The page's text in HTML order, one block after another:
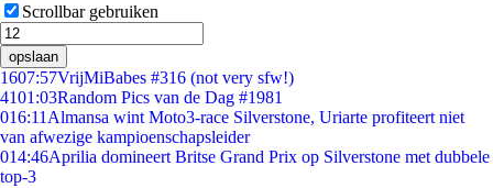
Scrollbar gebruiken
opslaan
1607:57VrijMiBabes #316 (not very sfw!)
4101:03Random Pics van de Dag #1981
016:11 Almansa wint Moto3-race Silverstone, Uriarte profiteert niet
van afwezige kampioenschapsleider
014:46Aprilia domineert Britse Grand Prix op Silverstone met dubbele
top-3